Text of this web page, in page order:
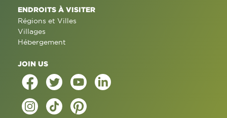
ENDROITS À VISITER
Régions et Villes
Villages
Hébergement
JOIN US